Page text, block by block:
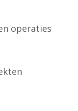
operaties